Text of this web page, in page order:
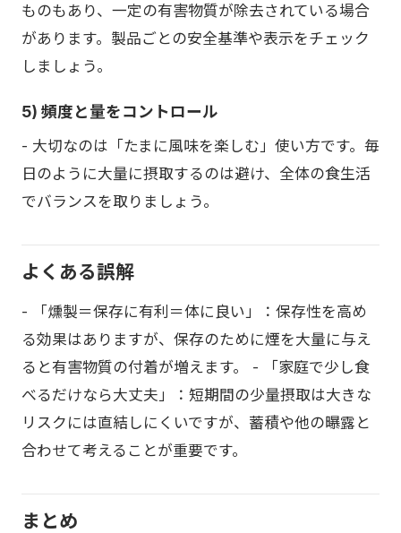
ものもあり、一定の有害物質が除去されている場合
があります。製品ごとの安全基準や表示をチェック
しましょう。
5) 頻度と量をコントロール
- 大切なのは「たまに風味を楽しむ」使い方です。毎
日のように大量に摂取するのは避け、全体の食生活
でバランスを取りましょう。
よくある誤解
- 「燻製＝保存に有利＝体に良い」：保存性を高め
る効果はありますが、保存のために煙を大量に与え
ると有害物質の付着が増えます。 - 「家庭で少し食
べるだけなら大丈夫」：短期間の少量摂取は大きな
リスクには直結しにくいですが、蓄積や他の曝露と
合わせて考えることが重要です。
まとめ